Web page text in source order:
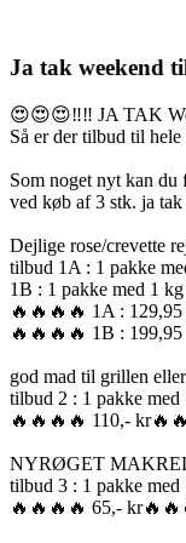
Ja tak weekend
😍😍😍‼️‼️ JA TAK
Så er der tilbud til
Som noget nyt kan du
ved køb af 3 stk. ja
Dejlige rose/crevette
tilbud 1A : 1 pakke
1B : 1 pakke med 1
🔥🔥🔥🔥 1A :
🔥🔥🔥🔥 1B :
god mad til grillen
tilbud 2 : 1 pakke med
🔥🔥🔥🔥 110,-
NYRØGET
tilbud 3 : 1 pakke med
🔥🔥🔥🔥 65,-